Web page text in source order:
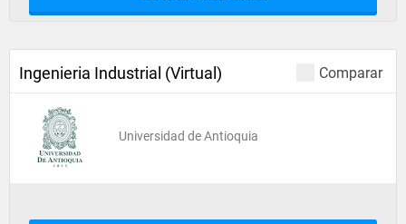
Comparar
Ingenieria Industrial (Virtual)
Universidad de Antioquia